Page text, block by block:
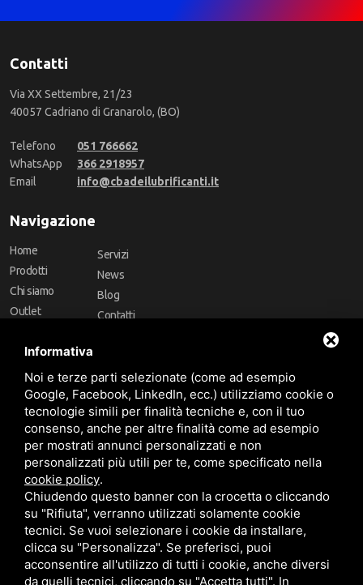
Contatti
Via XX Settembre, 21/23
40057 Cadriano di Granarolo, (BO)
Telefono
051 766662
WhatsApp
366 2918957
Email
info@cbadeilubrificanti.it
Navigazione
Home
Prodotti
Chi siamo
Outlet
Marchi
Servizi
News
Blog
Contatti
Follow Us
Area riservata
Informativa
Noi e terze parti selezionate (come ad esempio
Google, Facebook, LinkedIn, ecc.) utilizziamo cookie o
tecnologie simili per finalità tecniche e, con il tuo
consenso, anche per altre finalità come ad esempio
per mostrati annunci personalizzati e non
personalizzati più utili per te, come specificato nella
cookie policy.
Chiudendo questo banner con la crocetta o cliccando
su "Rifiuta", verranno utilizzati solamente cookie
tecnici. Se vuoi selezionare i cookie da installare,
clicca su "Personalizza". Se preferisci, puoi
acconsentire all'utilizzo di tutti i cookie, anche diversi
da quelli tecnici, cliccando su "Accetta tutti". In